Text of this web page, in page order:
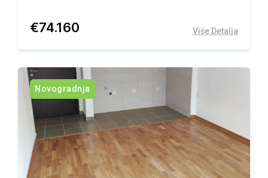
€74.160 Više Detalja
Novogradnja